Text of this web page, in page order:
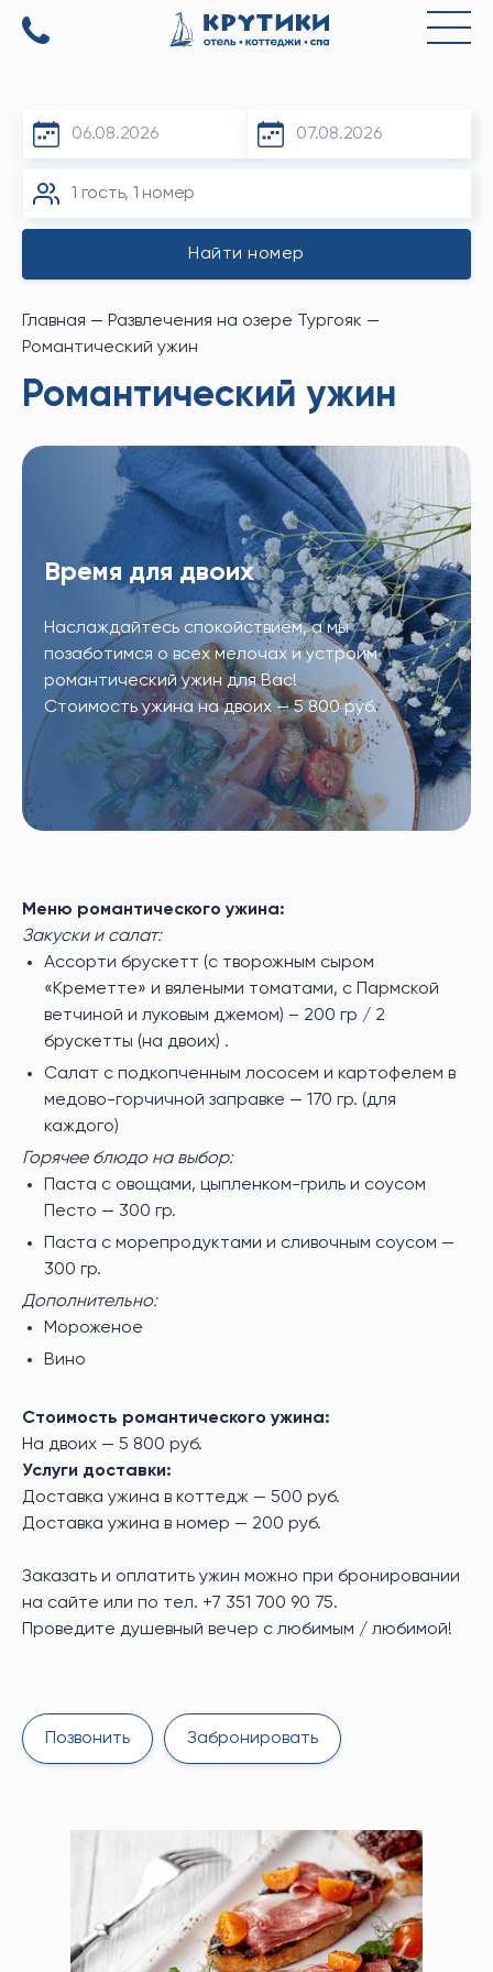
в
Миассе
(Челябинская
Курортный
отель
Тургояк"
Главная — Развлечения на озере Тургояк —
Романтический ужин
Романтический ужин
Время для двоих
Наслаждайтесь спокойствием, а мы
позаботимся о всех мелочах и устроим
романтический ужин для Вас!
Стоимость ужина на двоих — 5 800 руб.
Меню романтического ужина:
Закуски и салат:
Ассорти брускетт (с творожным сыром
«Креметте» и вялеными томатами, с Пармской
ветчиной и луковым джемом) – 200 гр / 2
брускетты (на двоих) .
Салат с подкопченным лососем и картофелем в
медово-горчичной заправке — 170 гр. (для
каждого)
Горячее блюдо на выбор:
Паста с овощами, цыпленком-гриль и соусом
Песто — 300 гр.
Паста с морепродуктами и сливочным соусом —
300 гр.
Дополнительно:
Мороженое
Вино
Стоимость романтического ужина:
На двоих — 5 800 руб.
Услуги доставки:
Доставка ужина в коттедж — 500 руб.
Доставка ужина в номер — 200 руб.
Заказать и оплатить ужин можно при бронировании
на сайте или по тел. +7 351 700 90 75.
Проведите душевный вечер с любимым / любимой!
Позвонить
Забронировать
от
Акция
Премиум-корты на озере Тургояк,
профессиональный инвентарь и
Подробнее